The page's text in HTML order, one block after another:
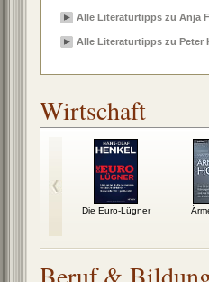
Alle Literaturtipps zu Anja
Alle Literaturtipps zu Peter
Wirtschaft
Die Euro-Lügner